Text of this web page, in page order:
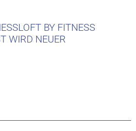
BY FITNESS
WIRD NEUER